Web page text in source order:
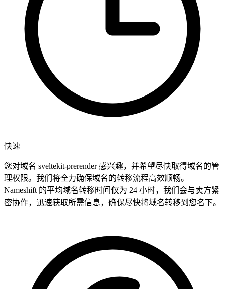
快速
您对域名 sveltekit-prerender 感兴趣，并希望尽快取得域名的管
理权限。我们将全力确保域名的转移流程高效顺畅。
Nameshift 的平均域名转移时间仅为 24 小时，我们会与卖方紧
密协作，迅速获取所需信息，确保尽快将域名转移到您名下。